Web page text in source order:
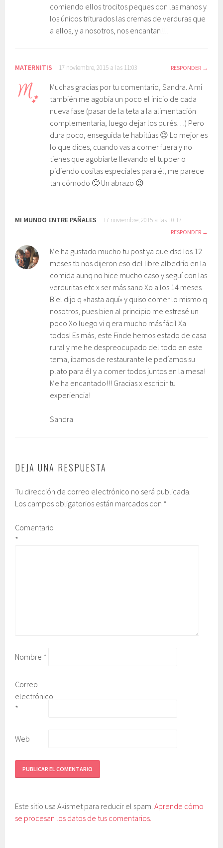
comiendo ellos trocitos peques con las manos y
los únicos triturados las cremas de verduras que
a ellos, y a nosotros, nos encantan!!!!
MATERNITIS 17 noviembre, 2015 a las 11:03 RESPONDER
Muchas gracias por tu comentario, Sandra. A mí
también me agobia un poco el inicio de cada
nueva fase (pasar de la teta a la alimentación
complementaria, luego dejar los purés…) Pero
dura poco, enseguida te habitúas 😉 Lo mejor es
lo que dices, cuando vas a comer fuera y no
tienes que agobiarte llevando el tupper o
pidiendo cositas especiales para él, me parece
tan cómodo 🙂 Un abrazo 😉
MI MUNDO ENTRE PAÑALES 17 noviembre, 2015 a las 10:17
RESPONDER
Me ha gustado mucho tu post ya que dsd los 12
meses tb nos dijeron eso del libre albedrío en la
comida aunq no hice mucho caso y seguí con las
verduritas etc x ser más sano Xo a los 14 meses
Biel dijo q «hasta aquí» y quiso comer lo mismo q
nosotros, pues bien al principio me estresé un
poco Xo luego vi q era mucho más fácil Xa
todos! Es más, este Finde hemos estado de casa
rural y me he despreocupado del todo en este
tema, íbamos de restaurante le pedíamos su
plato para él y a comer todos juntos en la mesa!
Me ha encantado!!! Gracias x escribir tu
experiencia!
Sandra
DEJA UNA RESPUESTA
Tu dirección de correo electrónico no será publicada.
Los campos obligatorios están marcados con *
Comentario
*
Nombre *
Correo
electrónico
*
Web
Este sitio usa Akismet para reducir el spam.Aprende cómo
se procesan los datos de tus comentarios.